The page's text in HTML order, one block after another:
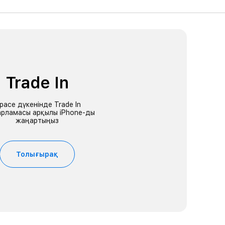
Trade In
дүкенінде Trade In
арқылы iPhone-ды
жаңартыңыз
Толығырақ